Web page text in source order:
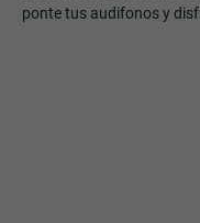
ponte tus audifonos y